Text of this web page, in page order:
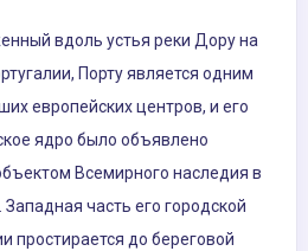
вдоль устья реки Дору на
Порту является одним
европейских центров, и его
ядро ​​было объявлено
Всемирного наследия в
Западная часть его городской
простирается до береговой